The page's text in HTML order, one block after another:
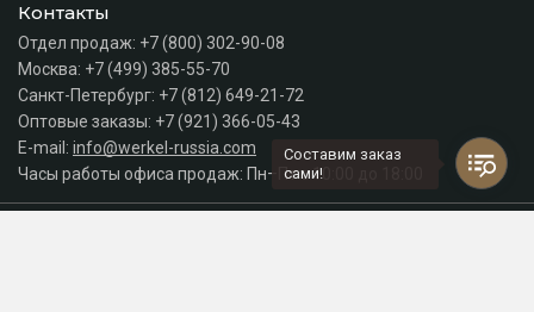
Контакты
Отдел продаж: +7 (800) 302-90-08
Москва: +7 (499) 385-55-70
Санкт-Петербург: +7 (812) 649-21-72
Оптовые заказы: +7 (921) 366-05-43
E-mail: info@werkel-russia.com
Часы работы офиса продаж: Пн–Пт с 10:00 до 18:00
Составим заказ
сами!